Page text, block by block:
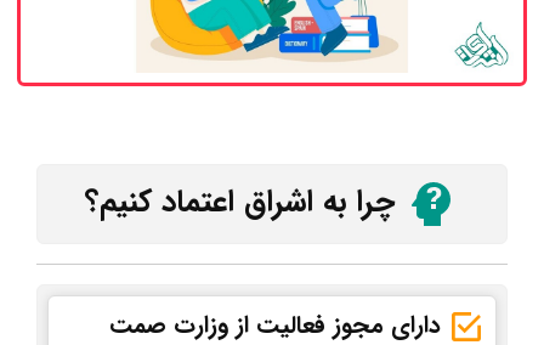
چرا به اشراق اعتماد کنیم؟
دارای مجوز فعالیت از وزارت صمت